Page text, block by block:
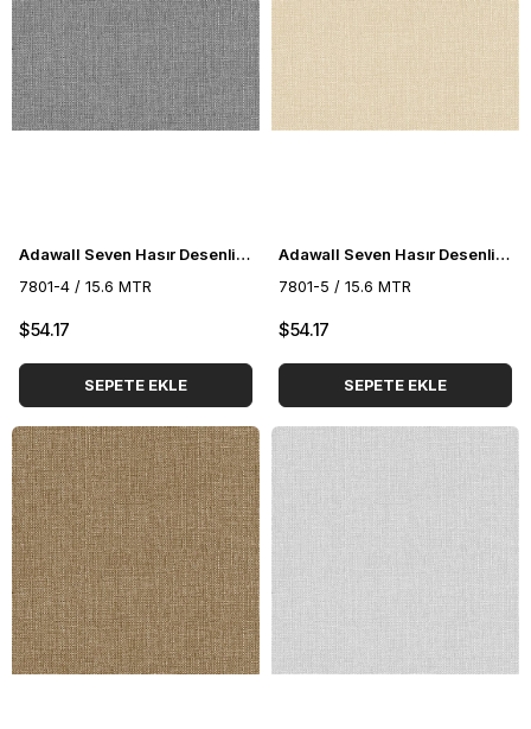
Adawall Seven Hasır Desenli Duvar Kağıdı 7801-4
7801-4 / 15.6 MTR
$54.17
SEPETE EKLE
Adawall Seven Hasır Desenli Duvar Kağıdı 7801-5
7801-5 / 15.6 MTR
$54.17
SEPETE EKLE